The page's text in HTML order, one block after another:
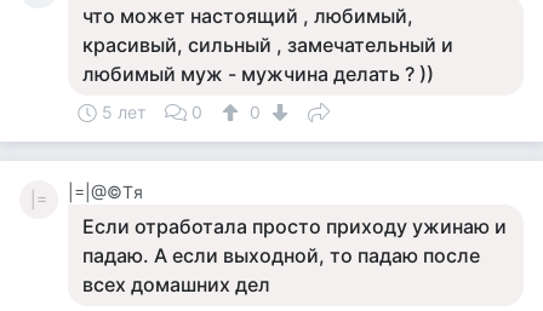
что может настоящий , любимый,
красивый, сильный , замечательный и
любимый муж - мужчина делать ? ))
5 лет 0 0
|= |=|@©Tя
Если отработала просто приходу ужинаю и
падаю. А если выходной, то падаю после
всех домашних дел